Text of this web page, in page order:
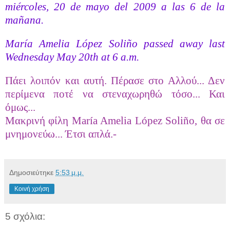
miércoles, 20 de mayo del 2009 a las 6 de la
mañana.
María Amelia López Soliño passed away last
Wednesday May 20th at 6 a.m.
Πάει λοιπόν και αυτή. Πέρασε στο Αλλού... Δεν
περίμενα ποτέ να στεναχωρηθώ τόσο... Και
όμως...
Μακρινή φίλη María Amelia López Soliño, θα σε
μνημονεύω... Έτσι απλά.-
Δημοσιεύτηκε 5:53 μ.μ.
Κοινή χρήση
5 σχόλια: